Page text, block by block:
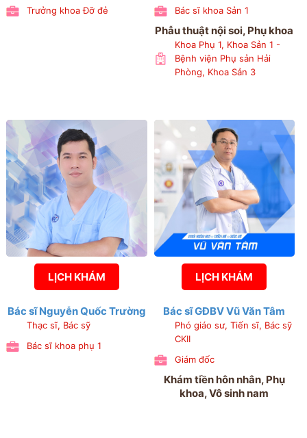
Trưởng khoa Đỡ đẻ
Bác sĩ khoa Sản 1
Phẫu thuật nội soi, Phụ khoa
Khoa Phụ 1, Khoa Sản 1 -
Bệnh viện Phụ sản Hải
Phòng, Khoa Sản 3
LỊCH KHÁM
Bác sĩ Nguyễn Quốc Trường
Thạc sĩ, Bác sỹ
Bác sĩ khoa phụ 1
LỊCH KHÁM
Bác sĩ GĐBV Vũ Văn Tâm
Phó giáo sư, Tiến sĩ, Bác sỹ
CKII
Giám đốc
Khám tiền hôn nhân, Phụ
khoa, Vô sinh nam